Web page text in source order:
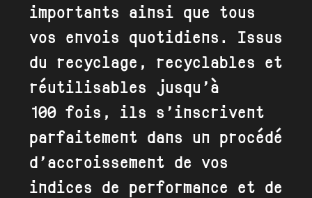
importants ainsi que tous
vos envois quotidiens. Issus
du recyclage, recyclables et
réutilisables jusqu’à
100 fois, ils s’inscrivent
parfaitement dans un procédé
d’accroissement de vos
indices de performance et de